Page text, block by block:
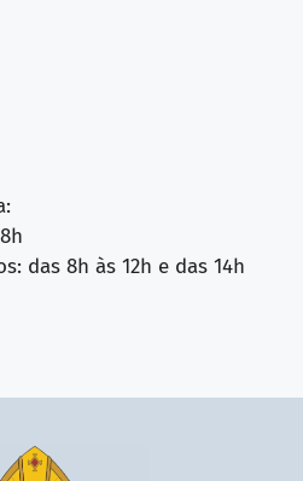
das 8h às 12h e das 14h